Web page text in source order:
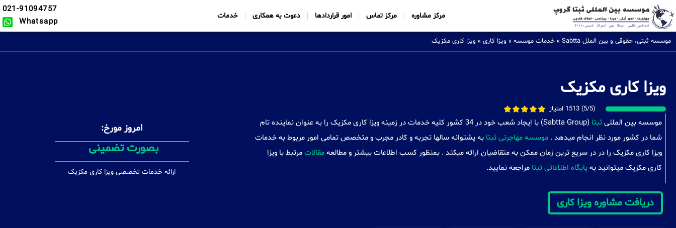
مرکز مشاوره مرکز تماس امور قراردادها دعوت به همکاری خدمات
021-91094757
Whatsapp
موسسه ثبتی، حقوقی و بین الملل Sabtta » خدمات موسسه » ویزا کاری » ویزا کاری مکزیک
ویزا کاری مکزیک
(5/5) 1513 امتیاز
موسسه بین المللیثبتا
(Sabtta Group) با ایجاد شعب خود در 34 کشور کلیه خدمات در زمینه ویزا کاری مکزیک را به عنوان نماینده تام
شما در کشور مورد نظر انجام میدهد . موسسه مهاجرتی ثبتا به پشتوانه سالها تجربه و کادر مجرب و متخصص تمامی امور مربوط به خدمات
ویزا کاری مکزیک را در در سریع ترین زمان ممکن به متقاضیان ارائه میکند . بمنظور کسب اطلاعات بیشتر و مطالعهمقالاتمرتبط با ویزا
کاری مکزیک میتوانید بهپایگاه اطلاعاتی ثبتا مراجعه نمایید.
دریافت مشاوره ویزا کاری
امروز مورخ:
در سریع ترین زمان ممکن
ارائه خدمات تخصصی ویزا کاری مکزیک